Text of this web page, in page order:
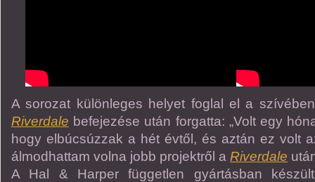
A sorozat különleges helyet foglal el a
Riverdale befejezése után forgatta: „Volt egy
hogy elbúcsúzzak a hét évtől, és aztán ez volt
álmodhattam volna jobb projektről a Riverdale
A Hal & Harper független gyártásban